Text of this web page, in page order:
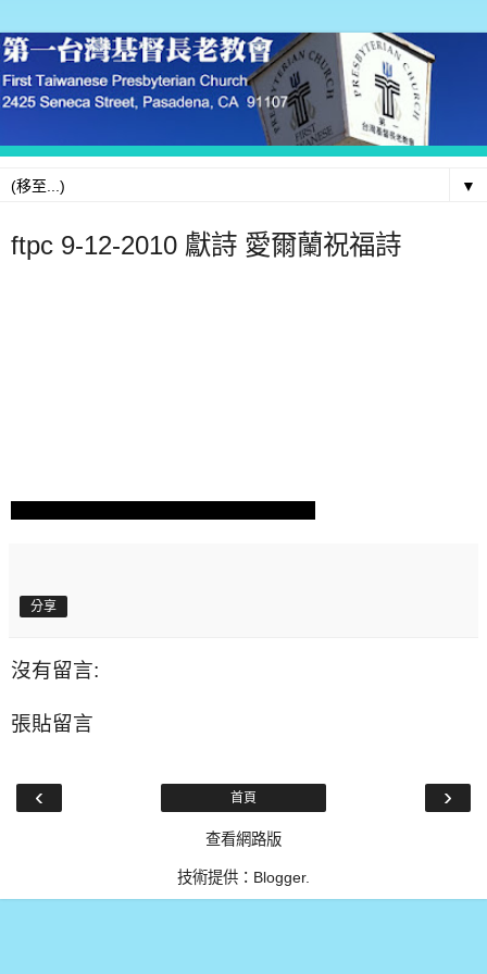
▼
ftpc 9-12-2010 獻詩 愛爾蘭祝福詩
分享
沒有留言:
張貼留言
‹ ›
首頁
查看網路版
技術提供： Blogger.